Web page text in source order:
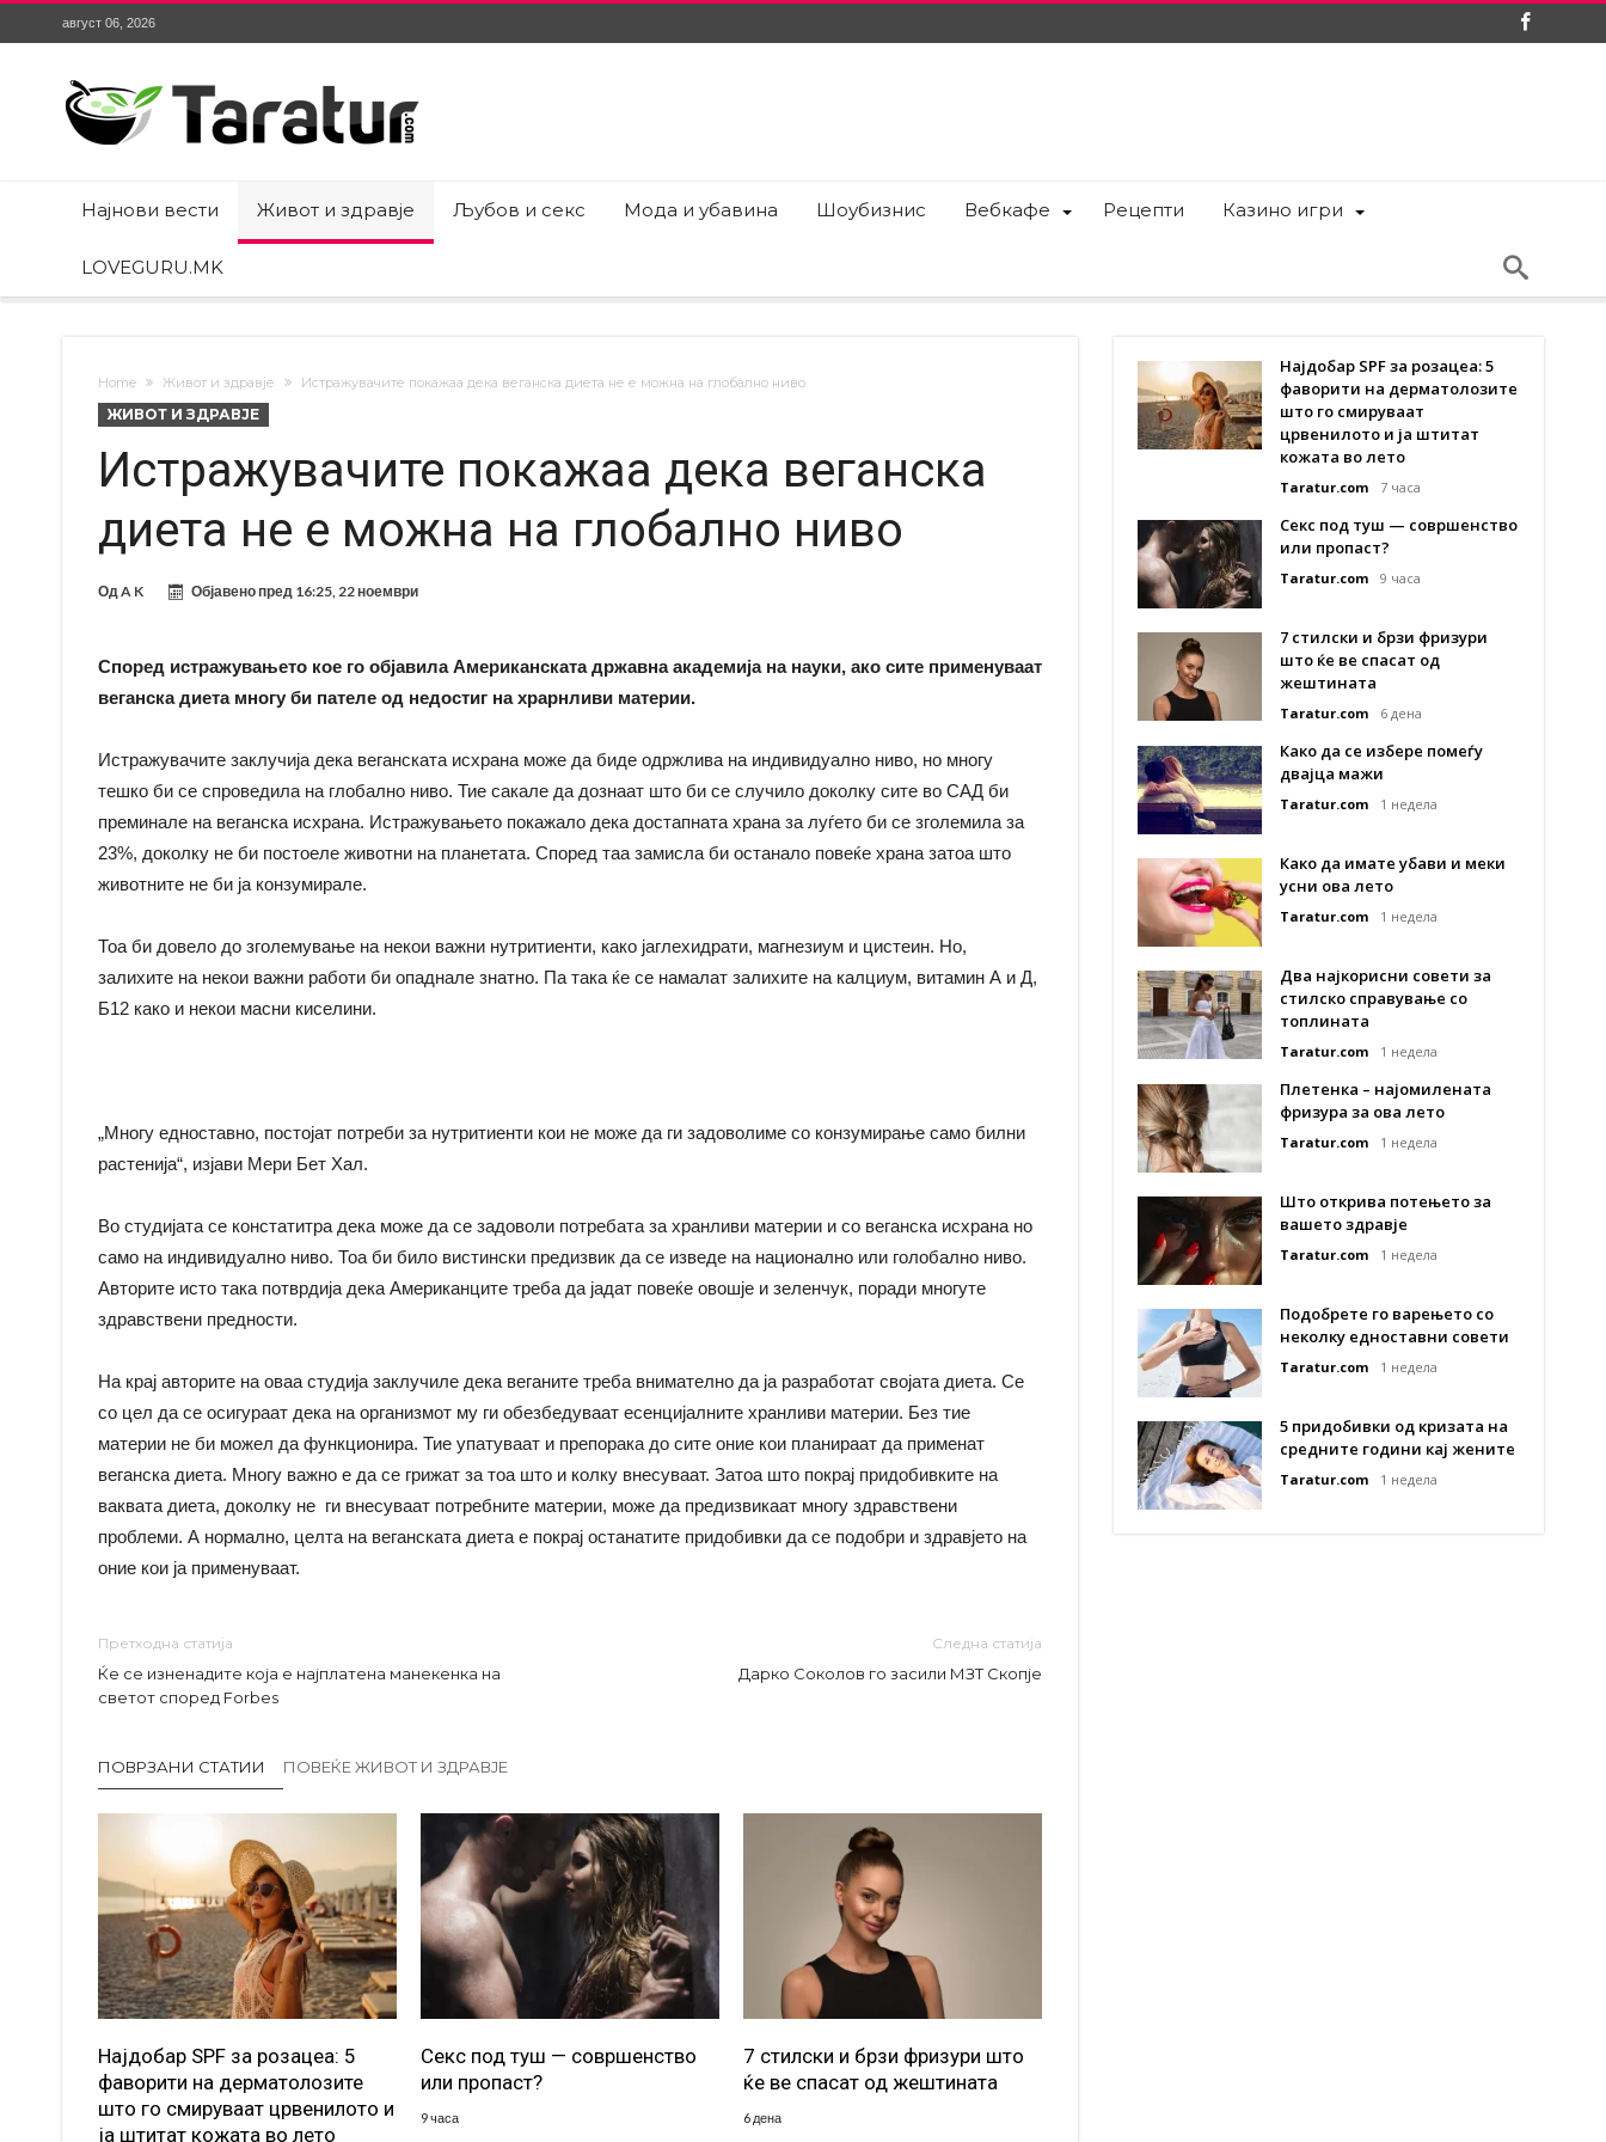
август 06, 2026
Најнови вести Живот и здравје Љубов и секс Мода и убавина Шоубизнис Вебкафе Рецепти Казино игри
LOVEGURU.MK
Home Живот и здравје Истражувачите покажаа дека веганска диета не е можна на глобално ниво
ЖИВОТ И ЗДРАВЈЕ
Истражувачите покажаа дека веганска
диета не е можна на глобално ниво
ОдA K Објавено пред 16:25, 22 ноември
Според истражувањето кое го објавила Американската државна академија на науки, ако сите применуваат
веганска диета многу би пателе од недостиг на храрнливи материи.
Истражувачите заклучија дека веганската исхрана може да биде одржлива на индивидуално ниво, но многу
тешко би се спроведила на глобално ниво. Тие сакале да дознаат што би се случило доколку сите во САД би
преминале на веганска исхрана. Истражувањето покажало дека достапната храна за луѓето би се зголемила за
23%, доколку не би постоеле животни на планетата. Според таа замисла би останало повеќе храна затоа што
животните не би ја конзумирале.
Тоа би довело до зголемување на некои важни нутритиенти, како јаглехидрати, магнезиум и цистеин. Но,
залихите на некои важни работи би опаднале знатно. Па така ќе се намалат залихите на калциум, витамин А и Д,
Б12 како и некои масни киселини.
„Многу едноставно, постојат потреби за нутритиенти кои не може да ги задоволиме со конзумирање само билни
растенија“, изјави Мери Бет Хал.
Во студијата се констатитра дека може да се задоволи потребата за хранливи материи и со веганска исхрана но
само на индивидуално ниво. Тоа би било вистински предизвик да се изведе на национално или голобално ниво.
Авторите исто така потврдија дека Американците треба да јадат повеќе овошје и зеленчук, поради многуте
здравствени предности.
На крај авторите на оваа студија заклучиле дека веганите треба внимателно да ја разработат својата диета. Се
со цел да се осигураат дека на организмот му ги обезбедуваат есенцијалните хранливи материи. Без тие
материи не би можел да функционира. Тие упатуваат и препорака до сите оние кои планираат да применат
веганска диета. Многу важно е да се грижат за тоа што и колку внесуваат. Затоа што покрај придобивките на
ваквата диета, доколку не ги внесуваат потребните материи, може да предизвикаат многу здравствени
проблеми. А нормално, целта на веганската диета е покрај останатите придобивки да се подобри и здравјето на
оние кои ја применуваат.
Претходна статија
Ќе се изненадите која е најплатена манекенка на
светот според Forbes
Следна статија
Дарко Соколов го засили МЗТ Скопје
ПОВРЗАНИ СТАТИИ ПОВЕЌЕ ЖИВОТ И ЗДРАВЈЕ
Најдобар SPF за розацеа: 5
фаворити на дерматолозите
што го смируваат црвенилото и
ја штитат кожата во лето
Секс под туш — совршенство
или пропаст?
9 часа
7 стилски и брзи фризури што
ќе ве спасат од жештината
6 дена
Најдобар SPF за розацеа: 5
фаворити на дерматолозите
што го смируваат
црвенилото и ја штитат
кожата во лето
Taratur.com 7 часа
Секс под туш — совршенство
или пропаст?
Taratur.com 9 часа
7 стилски и брзи фризури
што ќе ве спасат од
жештината
Taratur.com 6 дена
Како да се избере помеѓу
двајца мажи
Taratur.com 1 недела
Како да имате убави и меки
усни ова лето
Taratur.com 1 недела
Два најкорисни совети за
стилско справување со
топлината
Taratur.com 1 недела
Плетенка – најомилената
фризура за ова лето
Taratur.com 1 недела
Што открива потењето за
вашето здравје
Taratur.com 1 недела
Подобрете го варењето со
неколку едноставни совети
Taratur.com 1 недела
5 придобивки од кризата на
средните години кај жените
Taratur.com 1 недела